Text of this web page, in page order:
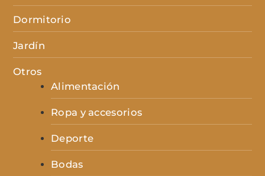
Dormitorio
Jardín
Otros
Alimentación
Ropa y accesorios
Deporte
Bodas